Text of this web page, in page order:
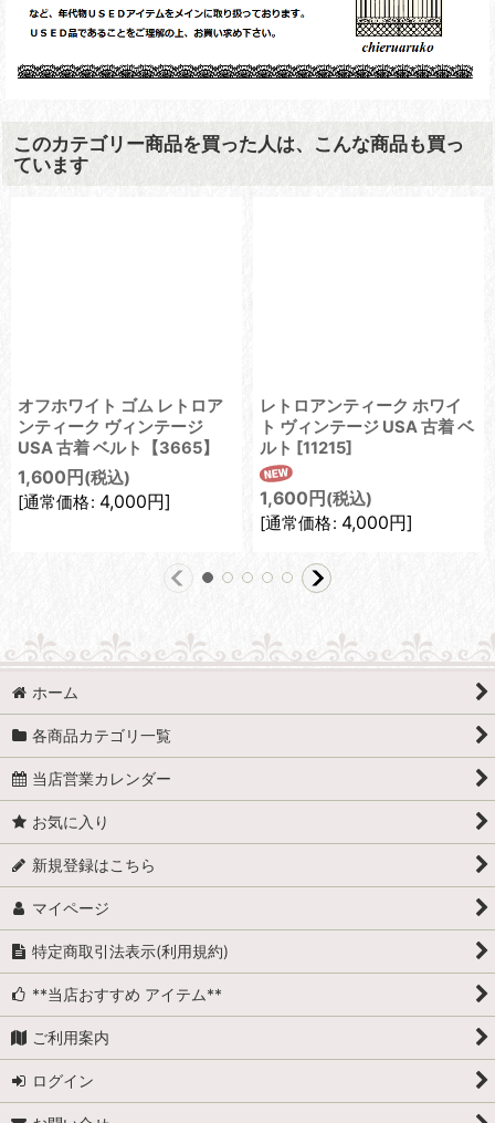
このカテゴリー商品を買った人は、こんな商品も買っ
ています
オフホワイト ゴム レトロア
ンティーク ヴィンテージ
USA 古着 ベルト【3665】
1,600 円 (税込)
[通常価格: 4,000円]
レトロアンティーク ホワイ
ト ヴィンテージ USA 古着 ベ
ルト [11215]
1,600 円 (税込)
[通常価格: 4,000円]
ホーム
各商品カテゴリ一覧
当店営業カレンダー
お気に入り
新規登録はこちら
マイページ
特定商取引法表示(利用規約)
**当店おすすめ アイテム**
ご利用案内
ログイン